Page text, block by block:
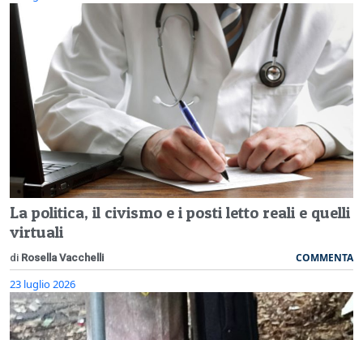
La politica, il civismo e i posti letto reali e quelli
virtuali
di Rosella Vacchelli COMMENTA
23 luglio 2026